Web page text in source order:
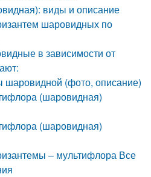
виды и описание
шаровидных по
в зависимости от
шаровидной (фото, описание)
(шаровидная)
(шаровидная)
– мультифлора Все